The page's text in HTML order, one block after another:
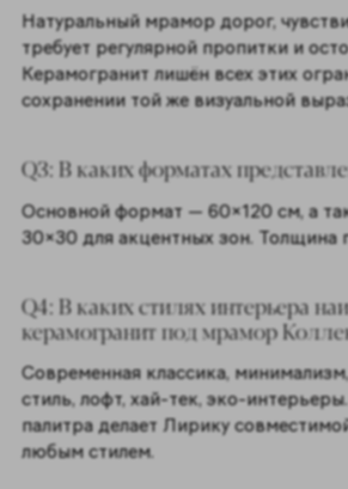
Натуральный мрамор дорог,
требует регулярной пропитки и
Керамогранит лишён всех этих
сохранении той же визуальной
Q3: В каких форматах
Основной формат — 60×120 см, а
30×30 для акцентных зон. Толщина
Q4: В каких стилях интерьера
керамогранит под мрамор
Современная классика,
стиль, лофт, хай-тек, эко-
палитра делает Лирику
любым стилем.